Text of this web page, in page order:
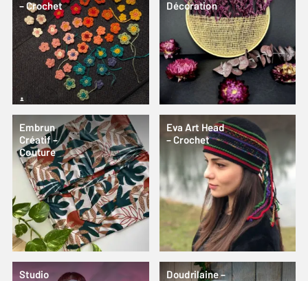
– Crochet
Décoration
Embrun
Créatif –
Couture
Eva Art Head
– Crochet
Studio
Doudrilaine –